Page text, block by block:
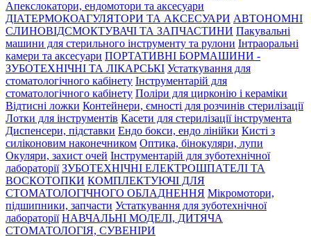
Апекслокатори, ендомотори та аксесуари
ДІАТЕРМОКОАГУЛЯТОРИ ТА АКСЕСУАРИ АВТОНОМНІ
СЛИНОВІДСМОКТУВАЧІ ТА ЗАПЧАСТИНИ Пакувальні
машини для стерильного інструменту та рулони Інтраоральні
камери та аксесуари ПОРТАТИВНІ БОРМАШИНИ -
ЗУБОТЕХНІЧНІ ТА ЛІКАРСЬКІ Устаткування для
стоматологічного кабінету Інструментарій для
стоматологічного кабінету Поліри для цирконію і кераміки
Відтисні ложки Контейнери, ємності для розчинів стерилізації
Лотки для інструментів Касети для стерилізації інструмента
Диспенсери, підставки Ендо бокси, ендо лінійки Кисті з
силіконовим наконечником Оптика, бінокуляри, лупи
Окуляри, захист очей Інструментарій для зуботехнічної
лабораторії ЗУБОТЕХНІЧНІ ЕЛЕКТРОШПАТЕЛІ ТА
ВОСКОТОПКИ КОМПЛЕКТУЮЧІ ДЛЯ
СТОМАТОЛОГІЧНОГО ОБЛАДНЕННЯ Мікромотори,
підшипники, запчасти Устаткування для зуботехнічної
лабораторії НАВЧАЛЬНІ МОДЕЛІ, ДИТЯЧА
СТОМАТОЛОГІЯ, СУВЕНІРИ